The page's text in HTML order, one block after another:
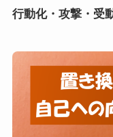
行動化・攻撃・受